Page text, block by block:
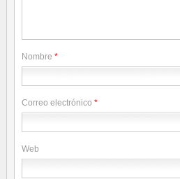
Nombre *
Correo electrónico *
Web